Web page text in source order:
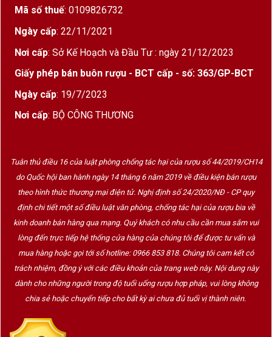
Trọng Và Chỉn Chu
Hộp quà được thiết kế theo phong cách châu Âu
cổ điển:
Chất liệu giấy cứng cao cấp, form hộp chắc
Gam màu xanh navy chủ đạo, kết hợp họa tiết
lá nho ánh kim
Thiết kế hộp đơn chai gọn gàng, dễ trưng bày
và vận chuyển
Tổng thể hộp quà mang lại cảm giáclịch sự –
trang nhã – cao cấp , phù hợp với các dịp biếu
tặng mang tính ngoại giao, kinh doanh và gia đình.
4. Cantine Paradiso – Thương Hiệu Rượu Vang
Danh Tiếng Từ Ý
tiếng đến từ vùng
Mã số thuế: 0109826732
Ngày cấp: 22/11/2021
Nơi cấp: Sở Kế Hoạch và Đầu Tư : ngày 21/12/2023
Giấy phép bán buôn rượu - BCT cấp - số: 363/GP-BCT
Ngày cấp: 19/7/2023
Nơi cấp: BỘ CÔNG THƯƠNG
Tuân thủ điều 16 của luật phòng chống tác hại của rượu số 44/2019/CH14
do Quốc hội ban hành ngày 14 tháng 6 năm 2019 về điều kiện bán rượu
theo hình thức thương mại điện tử. Nghị định số 24/2020/NĐ - CP quy
định chi tiết một số điều luật văn phòng, chống tác hại của rượu bia về
kinh doanh bán hàng qua mạng. Quý khách có nhu cầu cần mua sắm vui
lòng đến trực tiếp hệ thống cửa hàng của chúng tôi để được tư vấn và
mua hàng hoặc gọi tới số hotline: 0966 853 818. Chúng tôi cam kết có
trách nhiệm, đồng ý với các điều khoản của trang web này. Nội dung này
dành cho những người trong độ tuổi uống rượu hợp pháp, vui lòng không
chia sẻ hoặc chuyển tiếp cho bất kỳ ai chưa đủ tuổi vị thành niên.